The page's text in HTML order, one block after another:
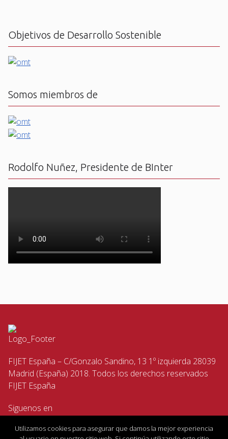
Objetivos de Desarrollo Sostenible
Somos miembros de
Rodolfo Nuñez, Presidente de BInter
FIJET España – C/Gonzalo Sandino, 13 1º izquierda 28039
Madrid (España) 2018. Todos los derechos reservados
FIJET España
Siguenos en
Utilizamos cookies para asegurar que damos la mejor experiencia